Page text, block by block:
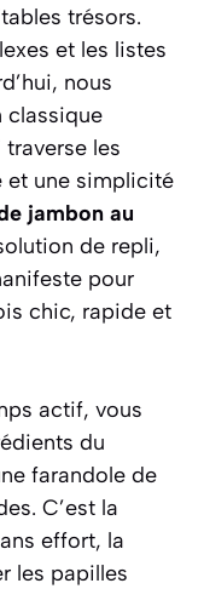
trésors.
et les listes
nous
classique
les
et une simplicité
jambon au
de repli,
pour
chic, rapide et
actif, vous
du
farandole de
C’est la
effort, la
les papilles